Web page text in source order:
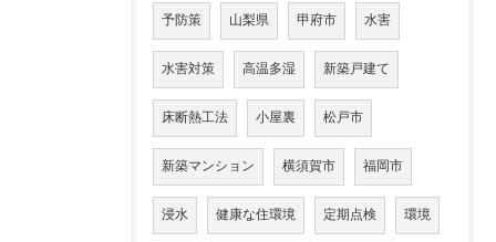
予防策 山梨県 甲府市 水害
水害対策 高温多湿 新築戸建て
床断熱工法 小屋裏 松戸市
新築マンション 横須賀市 福岡市
浸水 健康な住環境 定期点検 環境